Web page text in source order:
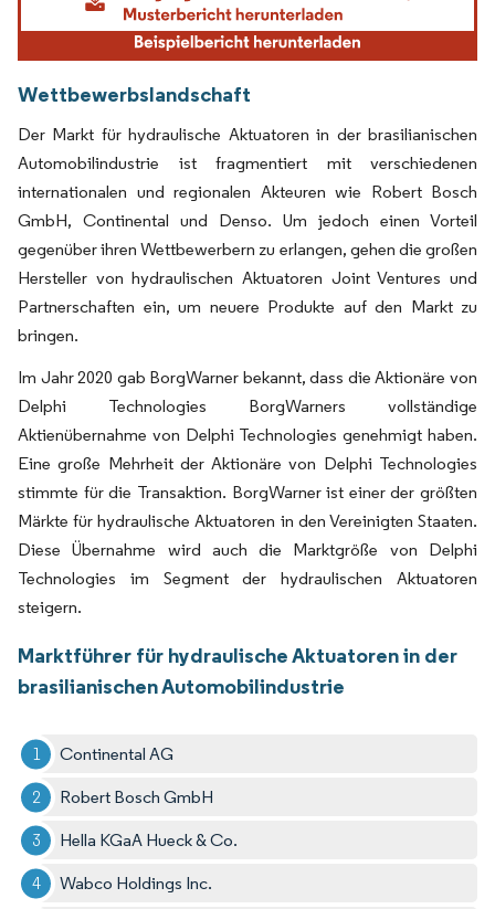
Wettbewerbslandschaft
Der Markt für hydraulische Aktuatoren in der brasilianischen
Automobilindustrie ist fragmentiert mit verschiedenen
internationalen und regionalen Akteuren wie Robert Bosch
GmbH, Continental und Denso. Um jedoch einen Vorteil
gegenüber ihren Wettbewerbern zu erlangen, gehen die großen
Hersteller von hydraulischen Aktuatoren Joint Ventures und
Partnerschaften ein, um neuere Produkte auf den Markt zu
bringen.
Im Jahr 2020 gab BorgWarner bekannt, dass die Aktionäre von
Delphi Technologies BorgWarners vollständige
Aktienübernahme von Delphi Technologies genehmigt haben.
Eine große Mehrheit der Aktionäre von Delphi Technologies
stimmte für die Transaktion. BorgWarner ist einer der größten
Märkte für hydraulische Aktuatoren in den Vereinigten Staaten.
Diese Übernahme wird auch die Marktgröße von Delphi
Technologies im Segment der hydraulischen Aktuatoren
steigern.
Marktführer für hydraulische Aktuatoren in der
brasilianischen Automobilindustrie
Continental AG
Robert Bosch GmbH
Hella KGaA Hueck & Co.
Wabco Holdings Inc.